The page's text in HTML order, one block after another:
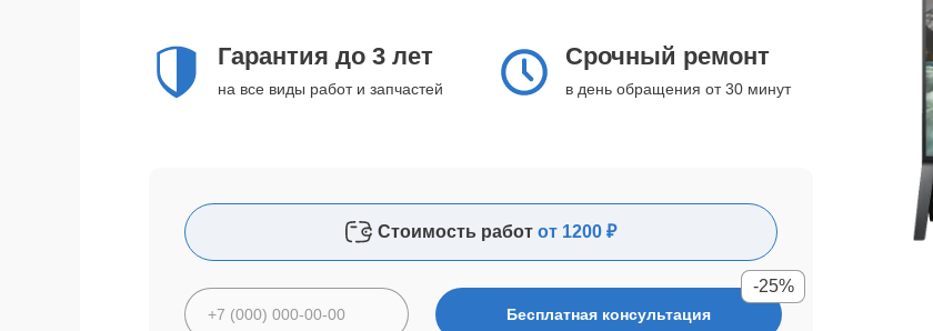
Гарантия до 3 лет
на все виды работ и запчастей
Срочный ремонт
в день обращения от 30 минут
Стоимость работ от 1200 ₽
Бесплатная консультация
-25%